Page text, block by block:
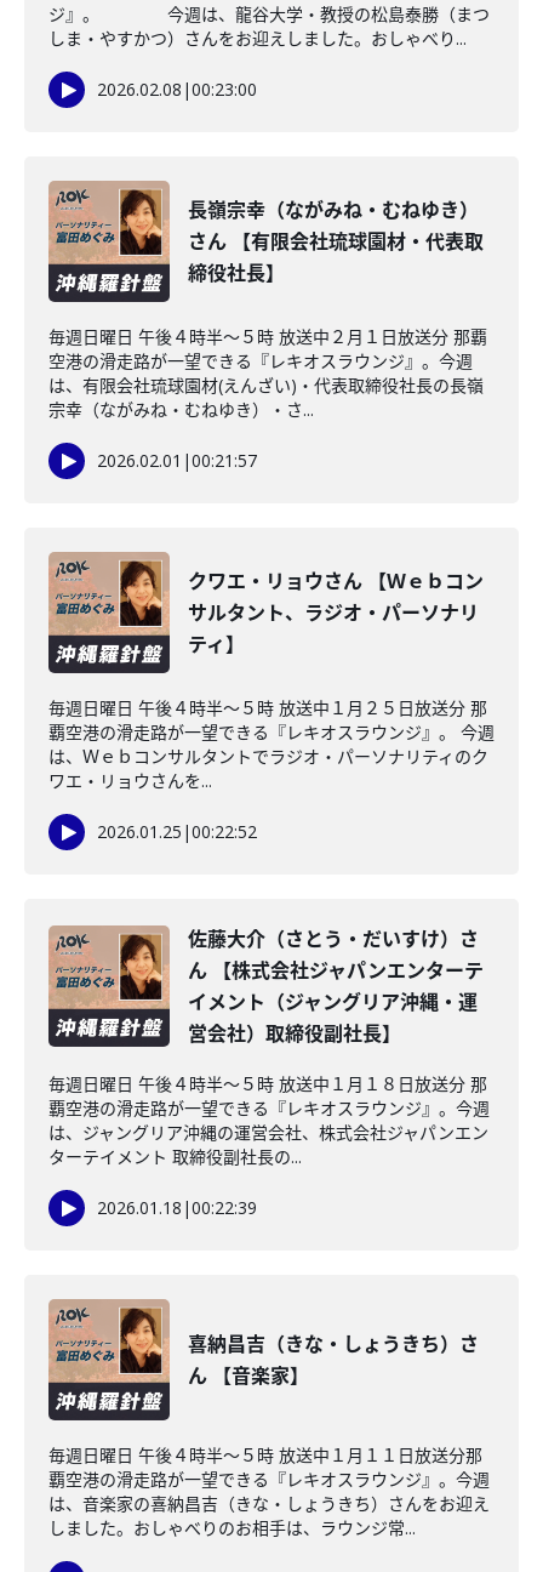
ジ』。 今週は、龍谷大学・教授の松島泰勝（まつ
しま・やすかつ）さんをお迎えしました。おしゃべり...
2026.02.08 |00:23:00
長嶺宗幸（ながみね・むねゆき）
さん 【有限会社琉球園材・代表取
締役社長】
毎週日曜日 午後４時半～５時 放送中２月１日放送分 那覇
空港の滑走路が一望できる『レキオスラウンジ』。今週
は、有限会社琉球園材(えんざい)・代表取締役社長の長嶺
宗幸（ながみね・むねゆき）・さ...
2026.02.01 |00:21:57
クワエ・リョウさん 【Ｗｅｂコン
サルタント、ラジオ・パーソナリ
ティ】
毎週日曜日 午後４時半～５時 放送中１月２５日放送分 那
覇空港の滑走路が一望できる『レキオスラウンジ』。 今週
は、Ｗｅｂコンサルタントでラジオ・パーソナリティのク
ワエ・リョウさんを...
2026.01.25 |00:22:52
佐藤大介（さとう・だいすけ）さ
ん 【株式会社ジャパンエンターテ
イメント（ジャングリア沖縄・運
営会社）取締役副社長】
毎週日曜日 午後４時半～５時 放送中１月１８日放送分 那
覇空港の滑走路が一望できる『レキオスラウンジ』。今週
は、ジャングリア沖縄の運営会社、株式会社ジャパンエン
ターテイメント 取締役副社長の...
2026.01.18 |00:22:39
喜納昌吉（きな・しょうきち）さ
ん 【音楽家】
毎週日曜日 午後４時半～５時 放送中１月１１日放送分那
覇空港の滑走路が一望できる『レキオスラウンジ』。今週
は、音楽家の喜納昌吉（きな・しょうきち）さんをお迎え
しました。おしゃべりのお相手は、ラウンジ常...